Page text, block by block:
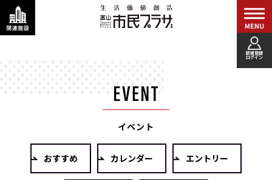
新規登録
ログイン
イベント
おすすめ カレンダー エントリー